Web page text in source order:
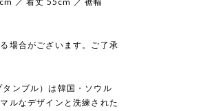
場合がございます。ご了承
ンブル）は韓国・ソウル
ルなデザインと洗練された